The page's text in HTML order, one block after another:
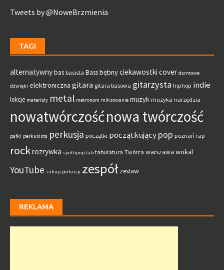
Tweets by @NoweBrzmienia
TAGI
alternatywnybas basista Bassbębnyciekawostki cover darmowe
dźwięki elektroniczna gitara gitara basowa gitarzysta hiphop indie
lekcje materiały metal metronom miksowanie muzyk muzyka narzędzia
nowatwórczośćnowa twórczość
pałki perkusista perkusja początki początkującypop poznań rap
rockrozrywka synthpop tab tabulatura Twórca warszawa wokal
YouTube zakup perkusji zespół zestaw
REKLAMA